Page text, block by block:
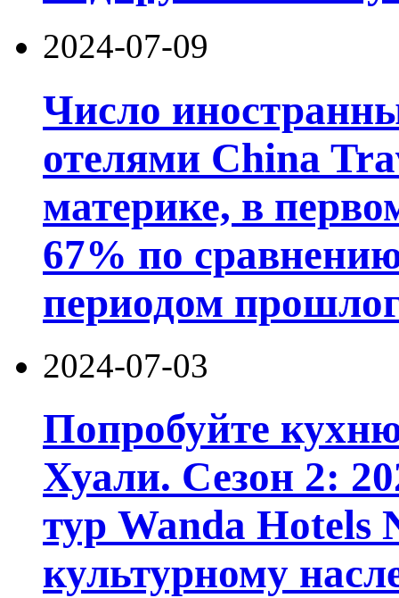
2024-07-09
Число
отелями China
материке, в
67% по
периодом
2024-07-03
Попробуйте
Хуали. Сезон 2:
тур Wanda Hotels
культурному